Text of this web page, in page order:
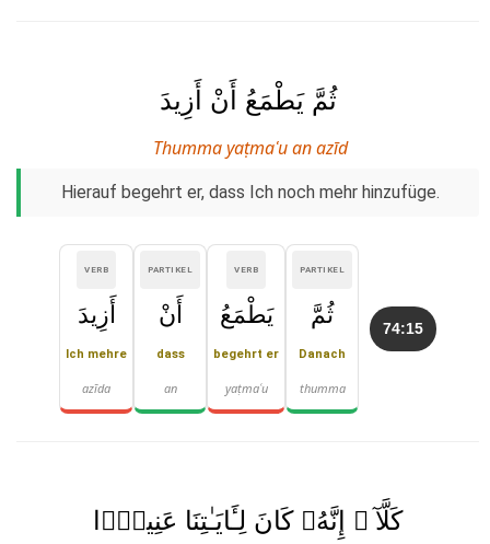
ثُمَّ يَطْمَعُ أَنْ أَزِيدَ
Thumma yaṭmaʿu an azīd
Hierauf begehrt er, dass Ich noch mehr hinzufüge.
74:15
PARTIKEL
ثُمَّ
Danach
thumma
VERB
يَطْمَعُ
begehrt er
yaṭmaʿu
PARTIKEL
أَنْ
dass
an
VERB
أَزِيدَ
Ich mehre
azīda
كَلَّآ ۖ إِنَّهُۥ كَانَ لِـَٔايَـٰتِنَا عَنِيدًۭا